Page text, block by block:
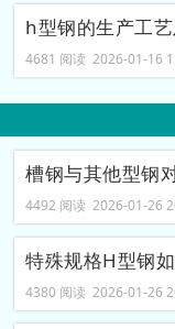
h型钢的生产工
4681 阅读 2026-01-16
槽钢与其他型钢
4492 阅读 2026-01-26
特殊规格H型钢
4380 阅读 2026-01-26